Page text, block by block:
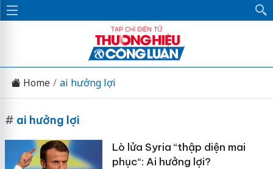
Home ai hưởng lợi
# ai hưởng lợi
Lò lửa Syria “thập diện mai
phục“: Ai hưởng lợi?